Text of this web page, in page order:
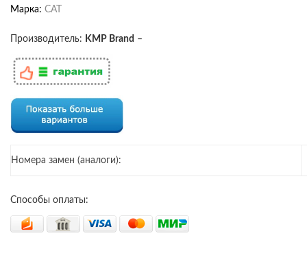
Марка: CAT
Производитель: KMP Brand –
Номера замен (аналоги):
Способы оплаты: